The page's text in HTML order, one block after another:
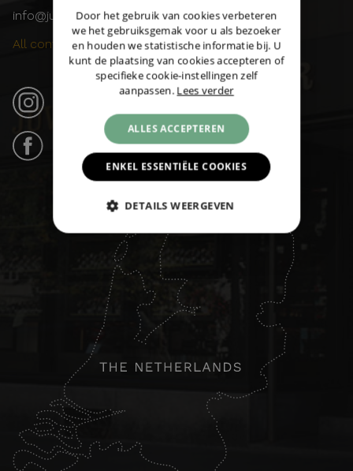
info@juwelierburger.com
All contact details ›
Instagram (21k followers) ›
Facebook (31k likes) ›
GERMAN
Door het gebruik van cookies verbeteren
we het gebruiksgemak voor u als bezoeker
en houden we statistische informatie bij. U
kunt de plaatsing van cookies accepteren of
specifieke cookie-instellingen zelf
aanpassen. Lees verder
ALLES ACCEPTEREN
ENKEL ESSENTIËLE COOKIES
DETAILS WEERGEVEN